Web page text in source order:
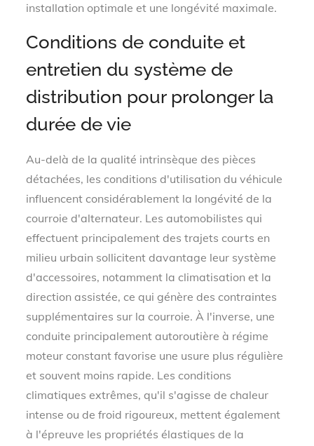
installation optimale et une longévité maximale.
Conditions de conduite et
entretien du système de
distribution pour prolonger la
durée de vie
Au-delà de la qualité intrinsèque des pièces
détachées, les conditions d'utilisation du véhicule
influencent considérablement la longévité de la
courroie d'alternateur. Les automobilistes qui
effectuent principalement des trajets courts en
milieu urbain sollicitent davantage leur système
d'accessoires, notamment la climatisation et la
direction assistée, ce qui génère des contraintes
supplémentaires sur la courroie. À l'inverse, une
conduite principalement autoroutière à régime
moteur constant favorise une usure plus régulière
et souvent moins rapide. Les conditions
climatiques extrêmes, qu'il s'agisse de chaleur
intense ou de froid rigoureux, mettent également
à l'épreuve les propriétés élastiques de la